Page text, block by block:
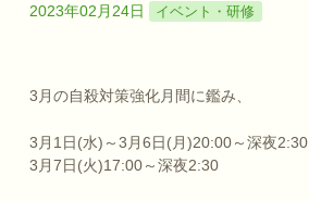
2023年02月24日 イベント・研修
3月の自殺対策強化月間に鑑み、
3月1日(水)～3月6日(月)20:00～深夜2:30,
3月7日(火)17:00～深夜2:30